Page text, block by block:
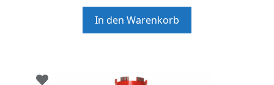
o
f
5
In den Warenkorb